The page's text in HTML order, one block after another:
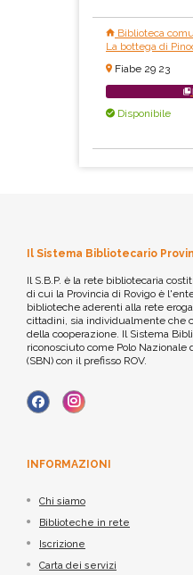
Biblioteca
La bottega di
Fiabe 29 23
Disponibile
Il Sistema Bibliotecario
Il S.B.P. è la rete bibliotecaria
di cui la Provincia di Rovigo è
biblioteche aderenti alla rete
cittadini, sia individualmente che
della cooperazione. Il Sistema
riconosciuto come Polo
(SBN) con il prefisso ROV.
INFORMAZIONI
Chi siamo
Biblioteche in rete
Iscrizione
Carta dei servizi